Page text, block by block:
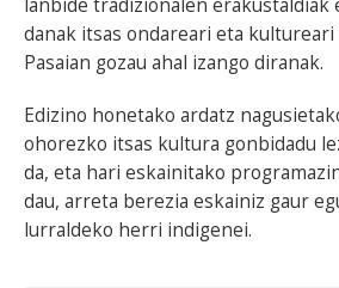
lanbide tradizionalen erakustaldiak
danak itsas ondareari eta
Pasaian gozau ahal izango diranak.
Edizino honetako ardatz
ohorezko itsas kultura gonbidadu
da, eta hari eskainitako
dau, arreta berezia eskainiz gaur
lurraldeko herri indigenei.